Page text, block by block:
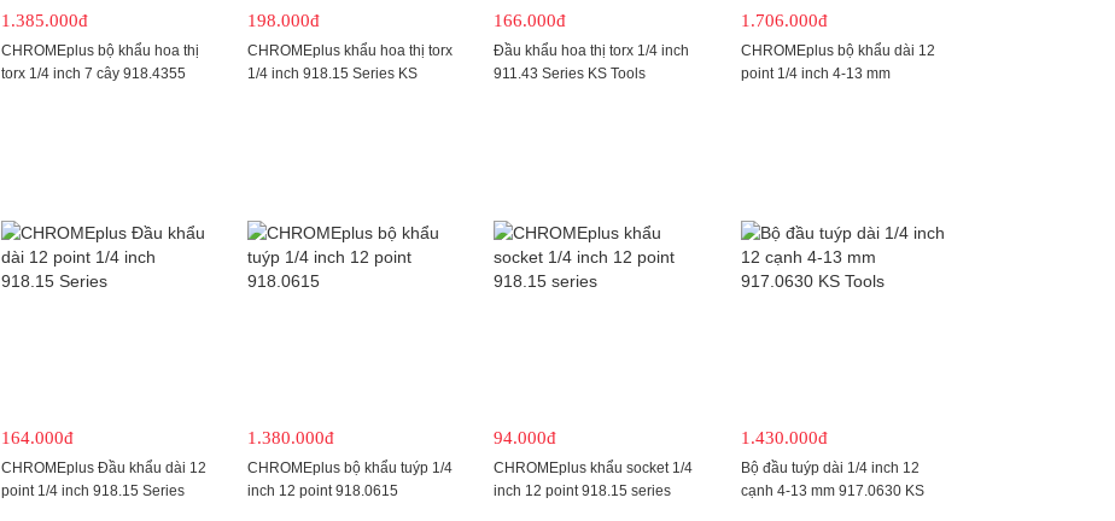
1.385.000đ
CHROMEplus bộ khẩu hoa thị
torx 1/4 inch 7 cây 918.4355
198.000đ
CHROMEplus khẩu hoa thị torx
1/4 inch 918.15 Series KS
166.000đ
Đầu khẩu hoa thị torx 1/4 inch
911.43 Series KS Tools
1.706.000đ
CHROMEplus bộ khẩu dài 12
point 1/4 inch 4-13 mm
164.000đ
CHROMEplus Đầu khẩu dài 12
point 1/4 inch 918.15 Series
1.380.000đ
CHROMEplus bộ khẩu tuýp 1/4
inch 12 point 918.0615
94.000đ
CHROMEplus khẩu socket 1/4
inch 12 point 918.15 series
1.430.000đ
Bộ đầu tuýp dài 1/4 inch 12
cạnh 4-13 mm 917.0630 KS